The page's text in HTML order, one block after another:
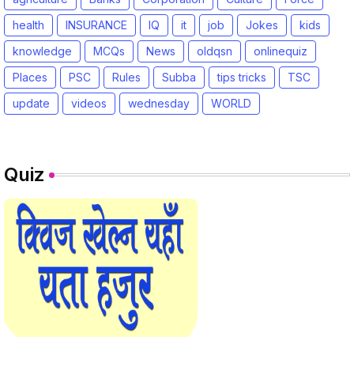
health
INSURANCE IQ it job Jokes
kids
knowledge
MCQs News oldqsn
onlinequiz
Places
PSC Rules Subba tips tricks
TSC
update
videos wednesday WORLD
Quiz